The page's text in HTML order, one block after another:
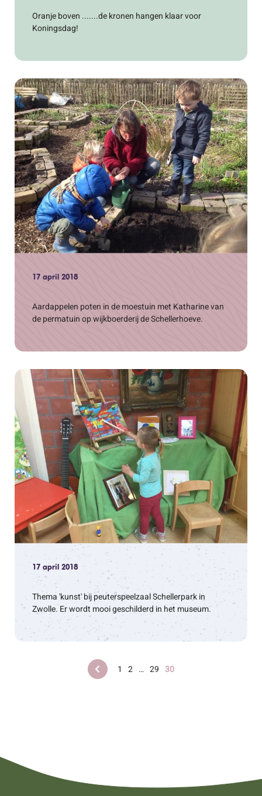
Oranje boven .......de kronen hangen klaar voor
Koningsdag!
17 april 2018
Aardappelen poten in de moestuin met Katharine van
de permatuin op wijkboerderij de Schellerhoeve.
17 april 2018
Thema 'kunst' bij peuterspeelzaal Schellerpark in
Zwolle. Er wordt mooi geschilderd in het museum.
1 2 … 29 30